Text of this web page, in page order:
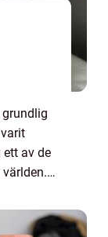
grundlig
av de
g...